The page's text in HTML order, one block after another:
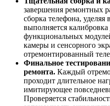
завершения ремонтных
сборка телефона,
выполняется калибровка
функциональных
камеры и сенсорного
отремонтированный
Финальное
ремонта. Каждый
проходит длительное
имитирующее
Проверяется